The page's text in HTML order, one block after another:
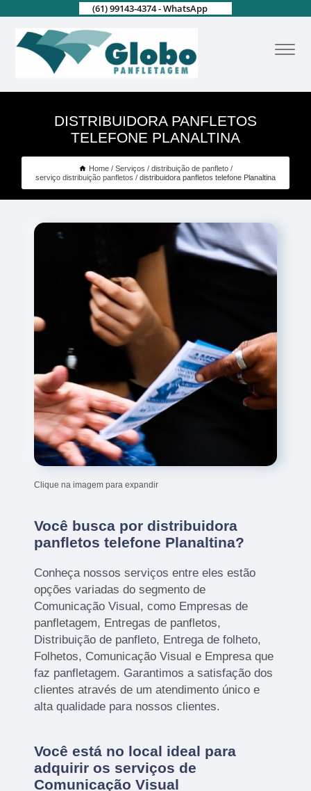
(61) 99143-4374 - WhatsApp
DISTRIBUIDORA PANFLETOS
TELEFONE PLANALTINA
Home Serviços
distribuição de panfleto
serviço distribuição panfletos
distribuidora panfletos telefone Planaltina
Clique na imagem para expandir
Você busca por distribuidora
panfletos telefone Planaltina?
Conheça nossos serviços entre eles estão
opções variadas do segmento de
Comunicação Visual, como Empresas de
panfletagem, Entregas de panfletos,
Distribuição de panfleto, Entrega de folheto,
Folhetos, Comunicação Visual e Empresa que
faz panfletagem. Garantimos a satisfação dos
clientes através de um atendimento único e
alta qualidade para nossos clientes.
Você está no local ideal para
adquirir os serviços de
Comunicação Visual